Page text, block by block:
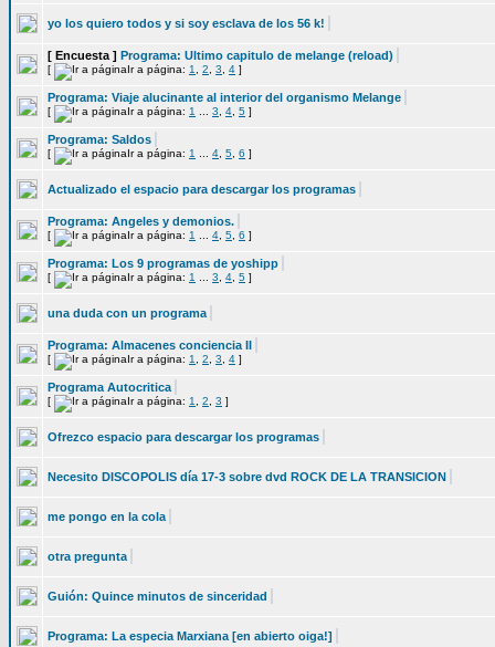
yo los quiero todos y si soy esclava de los 56 k!
[ Encuesta ] Programa: Ultimo capitulo de melange (reload)
[ Ir a página: 1 2 3 4 ]
Programa: Viaje alucinante al interior del organismo Melange
[ Ir a página: 1 3 4 5 ]
Programa: Saldos
[ Ir a página: 1 4 5 6 ]
Actualizado el espacio para descargar los programas
Programa: Angeles y demonios.
[ Ir a página: 1 4 5 6 ]
Programa: Los 9 programas de yoshipp
[ Ir a página: 1 3 4 5 ]
una duda con un programa
Programa: Almacenes conciencia II
[ Ir a página: 1 2 3 4 ]
Programa Autocritica
[ Ir a página: 1 2 3 ]
Ofrezco espacio para descargar los programas
Necesito DISCOPOLIS día 17-3 sobre dvd ROCK DE LA TRANSICION
me pongo en la cola
otra pregunta
Guión: Quince minutos de sinceridad
Programa: La especia Marxiana [en abierto oiga!]